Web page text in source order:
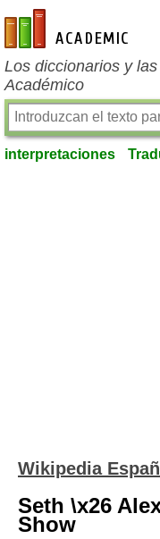
es-academic.com
Los diccionarios y
Académico
interpretaciones
Wikipedia
Seth \x26
Show